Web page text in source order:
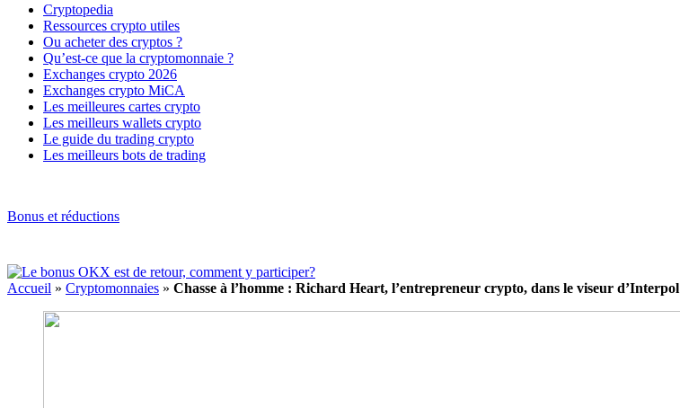
Cryptopedia
Ressources crypto utiles
Ou acheter des cryptos ?
Qu’est-ce que la cryptomonnaie ?
Exchanges crypto 2026
Exchanges crypto MiCA
Les meilleures cartes crypto
Les meilleurs wallets crypto
Le guide du trading crypto
Les meilleurs bots de trading
Bonus et réductions
Accueil » Cryptomonnaies » Chasse à l’homme : Richard Heart, l’entrepreneur crypto, dans le viseur d’Interpol